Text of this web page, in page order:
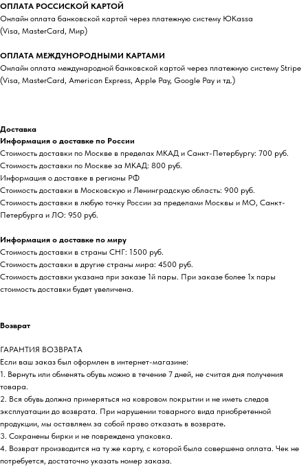
ОПЛАТА РОССИСКОЙ КАРТОЙ
Онлайн оплата банковской картой через платежную систему ЮKassa
(Visa, MasterCard, Мир)
ОПЛАТА МЕЖДУНОРОДНЫМИ КАРТАМИ
Онлайн оплата международной банковской картой через платежную систему Stripe
(Visa, MasterCard, American Express, Apple Pay, Google Pay и тд.)
Доставка
Информация о доставке по России
Стоимость доставки по Москве в пределах МКАД и Санкт-Петербургу: 700 руб.
Стоимость доставки по Москве за МКАД: 800 руб.
Информация о доставке в регионы РФ
Стоимость доставки в Московскую и Ленинградскую область: 900 руб.
Стоимость доставки в любую точку России за пределами Москвы и МО, Санкт-
Петербурга и ЛО: 950 руб.
Информация о доставке по миру
Стоимость доставки в страны СНГ: 1500 руб.
Стоимость доставки в другие страны мира: 4500 руб.
Стоимость доставки указана при заказе 1й пары. При заказе более 1х пары
стоимость доставки будет увеличена.
Возврат
ГАРАНТИЯ ВОЗВРАТА
Если ваш заказ был оформлен в интернет-магазине:
1. Вернуть или обменять обувь можно в течение 7 дней, не считая дня получения
товара.
2. Вся обувь должна примеряться на ковровом покрытии и не иметь следов
эксплуатации до возврата. При нарушении товарного вида приобретенной
продукции, мы оставляем за собой право отказать в возврате.
3. Сохранены бирки и не повреждена упаковка.
4. Возврат производится на ту же карту, с которой была совершена оплата. Чек не
потребуется, достаточно указать номер заказа.